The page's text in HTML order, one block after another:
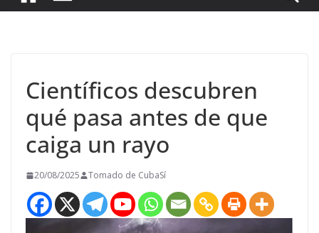
Científicos descubren
qué pasa antes de que
caiga un rayo
20/08/2025 Tomado de CubaSí